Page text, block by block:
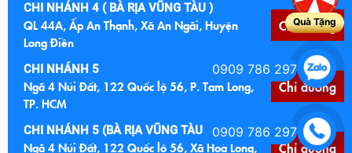
CHI NHÁNH 4 ( BÀ RỊA VŨNG TÀU )
QL 44A, Ấp An Thạnh, Xã An Ngãi, Huyện
Long Điền
Chỉ đường
CHI NHÁNH 5
Ngã 4 Núi Đất, 122 Quốc lộ 56, P. Tam Long,
TP. HCM
Chỉ đường
CHI NHÁNH 5 (BÀ RỊA VŨNG TÀU CŨ )
Ngã 4 Núi Đất, 122 Quốc lộ 56, Xã Hoà Long, Chỉ đường
Quà Tặng
0909 786 297
0909 786 297